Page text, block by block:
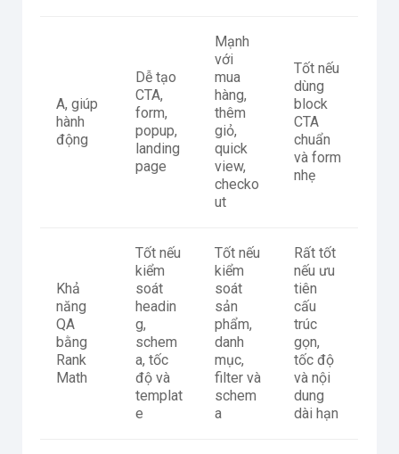
A, giúp
hành
động
Dễ tạo
CTA,
form,
popup,
landing
page
Mạnh
với
mua
hàng,
thêm
giỏ,
quick
view,
checko
ut
Tốt nếu
dùng
block
CTA
chuẩn
và form
nhẹ
Khả
năng
QA
bằng
Rank
Math
Tốt nếu
kiểm
soát
headin
g,
schem
a, tốc
độ và
templat
e
Tốt nếu
kiểm
soát
sản
phẩm,
danh
mục,
filter và
schem
a
Rất tốt
nếu ưu
tiên
cấu
trúc
gọn,
tốc độ
và nội
dung
dài hạn